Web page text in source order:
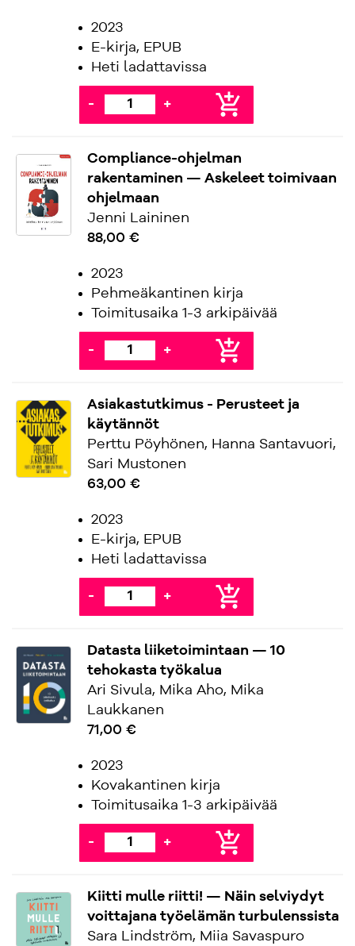
2023
E-kirja, EPUB
Heti ladattavissa
- + add_shopping_cart
Compliance-ohjelman
rakentaminen — Askeleet toimivaan
ohjelmaan
Jenni Laininen
88,00 €
2023
Pehmeäkantinen kirja
Toimitusaika 1-3 arkipäivää
- + add_shopping_cart
Asiakastutkimus - Perusteet ja
käytännöt
Perttu Pöyhönen, Hanna Santavuori,
Sari Mustonen
63,00 €
2023
E-kirja, EPUB
Heti ladattavissa
- + add_shopping_cart
Datasta liiketoimintaan — 10
tehokasta työkalua
Ari Sivula, Mika Aho, Mika
Laukkanen
71,00 €
2023
Kovakantinen kirja
Toimitusaika 1-3 arkipäivää
- + add_shopping_cart
Kiitti mulle riitti! — Näin selviydyt
voittajana työelämän turbulenssista
Sara Lindström, Miia Savaspuro